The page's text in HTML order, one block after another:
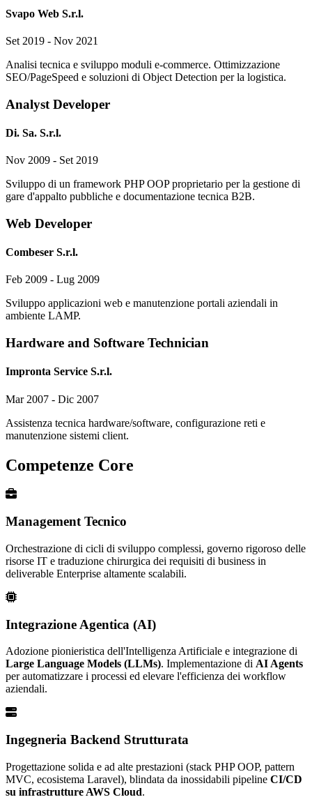
Svapo Web S.r.l.
Set 2019 - Nov 2021
Analisi tecnica e sviluppo moduli e-commerce. Ottimizzazione
SEO/PageSpeed e soluzioni di Object Detection per la logistica.
Analyst Developer
Di. Sa. S.r.l.
Nov 2009 - Set 2019
Sviluppo di un framework PHP OOP proprietario per la gestione di
gare d'appalto pubbliche e documentazione tecnica B2B.
Web Developer
Combeser S.r.l.
Feb 2009 - Lug 2009
Sviluppo applicazioni web e manutenzione portali aziendali in
ambiente LAMP.
Hardware and Software Technician
Impronta Service S.r.l.
Mar 2007 - Dic 2007
Assistenza tecnica hardware/software, configurazione reti e
manutenzione sistemi client.
Competenze Core
Management Tecnico
Orchestrazione di cicli di sviluppo complessi, governo rigoroso delle
risorse IT e traduzione chirurgica dei requisiti di business in
deliverable Enterprise altamente scalabili.
Integrazione Agentica (AI)
Adozione pionieristica dell'Intelligenza Artificiale e integrazione di
Large Language Models (LLMs). Implementazione di AI Agents
per automatizzare i processi ed elevare l'efficienza dei workflow
aziendali.
Ingegneria Backend Strutturata
Progettazione solida e ad alte prestazioni (stack PHP OOP, pattern
MVC, ecosistema Laravel), blindata da inossidabili pipeline CI/CD
su infrastrutture AWS Cloud.